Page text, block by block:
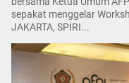
sepakat menggelar
JAKARTA, SPIRI...